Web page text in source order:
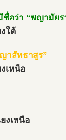
ชื่อว่า “พญามัย
ใต้
าสัทธาสูร”
เหนือ
งเหนือ